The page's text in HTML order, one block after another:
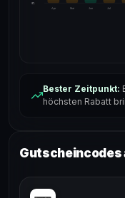
0%
Apr
Mai Jun Jul
Bester Zeitpunkt:
höchsten Rabatt
Gutscheincodes